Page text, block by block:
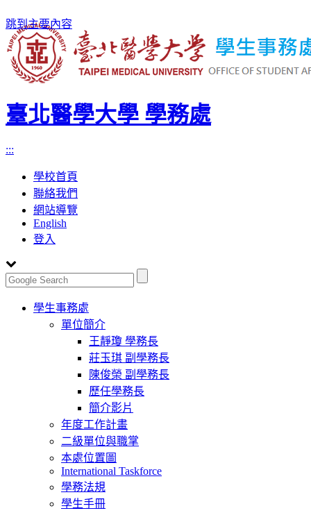
跳到主要內容
臺北醫學大學 學務處
:::
學校首頁
聯絡我們
網站導覽
English
登入
Toggle
navigation
學生事務處
單位簡介
王靜瓊 學務長
莊玉琪 副學務長
陳俊榮 副學務長
歷任學務長
簡介影片
年度工作計畫
二級單位與職掌
本處位置圖
International Taskforce
學務法規
學生手冊